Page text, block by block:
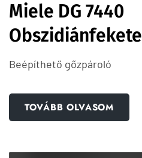
Miele DG 7440
Obszidiánfekete
Beépíthető gőzpároló
TOVÁBB OLVASOM